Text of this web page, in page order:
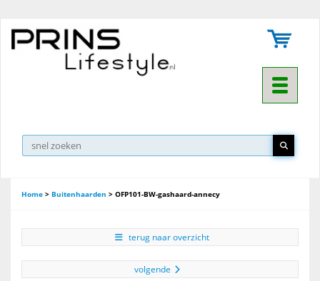
Toggle
Home > Buitenhaarden > OFP101-BW-gashaard-annecy
terug naar overzicht
volgende